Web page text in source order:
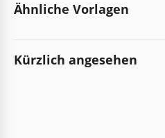
Ähnliche Vorlagen
Kürzlich angesehen